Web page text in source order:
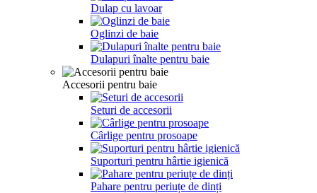
Dulap cu lavoar
Oglinzi de baie
Dulapuri înalte pentru baie
Accesorii pentru baie
Seturi de accesorii
Cârlige pentru prosoape
Suporturi pentru hârtie igienică
Pahare pentru periuțe de dinți